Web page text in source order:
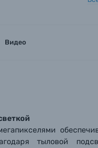
Видео
тыловой